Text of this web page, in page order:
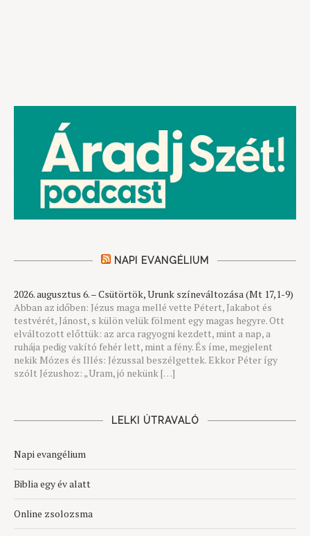
NAPI EVANGÉLIUM
2026. augusztus 6. – Csütörtök, Urunk színeváltozása (Mt 17,1-9)
Abban az időben: Jézus maga mellé vette Pétert, Jakabot és
testvérét, Jánost, s külön velük fölment egy magas hegyre. Ott
elváltozott előttük: az arca ragyogni kezdett, mint a nap, a
ruhája pedig vakító fehér lett, mint a fény. És íme, megjelent
nekik Mózes és Illés: Jézussal beszélgettek. Ekkor Péter így
szólt Jézushoz: „Uram, jó nekünk […]
LELKI ÚTRAVALÓ
Napi evangélium
Biblia egy év alatt
Online zsolozsma